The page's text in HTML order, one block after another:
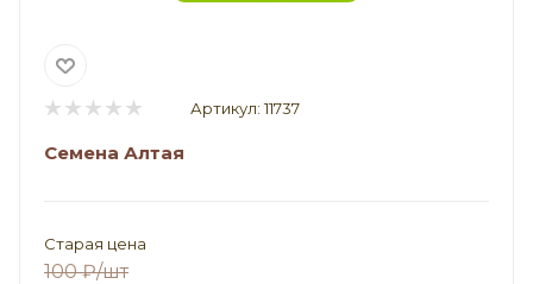
Артикул: 11737
Семена Алтая
Старая цена
100₽/шт